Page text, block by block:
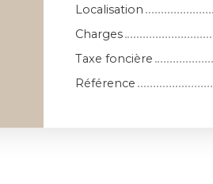
Localisation
Charges
Taxe foncière
Référence